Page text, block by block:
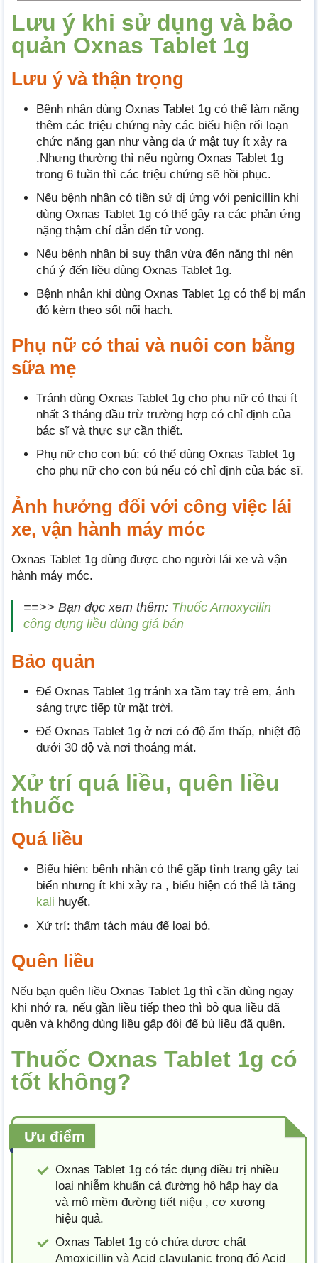
Lưu ý khi sử dụng và bảo
quản Oxnas Tablet 1g
Lưu ý và thận trọng
Bệnh nhân dùng Oxnas Tablet 1g có thể làm nặng
thêm các triệu chứng này các biểu hiện rối loạn
chức năng gan như vàng da ứ mật tuy ít xảy ra
.Nhưng thường thì nếu ngừng Oxnas Tablet 1g
trong 6 tuần thì các triệu chứng sẽ hồi phục.
Nếu bệnh nhân có tiền sử dị ứng với penicillin khi
dùng Oxnas Tablet 1g có thể gây ra các phản ứng
nặng thậm chí dẫn đến tử vong.
Nếu bệnh nhân bị suy thận vừa đến nặng thì nên
chú ý đến liều dùng Oxnas Tablet 1g.
Bệnh nhân khi dùng Oxnas Tablet 1g có thể bị mẩn
đỏ kèm theo sốt nổi hạch.
Phụ nữ có thai và nuôi con bằng
sữa mẹ
Tránh dùng Oxnas Tablet 1g cho phụ nữ có thai ít
nhất 3 tháng đầu trừ trường hợp có chỉ định của
bác sĩ và thực sự cần thiết.
Phụ nữ cho con bú: có thể dùng Oxnas Tablet 1g
cho phụ nữ cho con bú nếu có chỉ định của bác sĩ.
Ảnh hưởng đối với công việc lái
xe, vận hành máy móc
Oxnas Tablet 1g dùng được cho người lái xe và vận
hành máy móc.
==>> Bạn đọc xem thêm: Thuốc Amoxycilin
công dụng liều dùng giá bán
Bảo quản
Để Oxnas Tablet 1g tránh xa tầm tay trẻ em, ánh
sáng trực tiếp từ mặt trời.
Để Oxnas Tablet 1g ở nơi có độ ẩm thấp, nhiệt độ
dưới 30 độ và nơi thoáng mát.
Xử trí quá liều, quên liều
thuốc
Quá liều
Biểu hiện: bệnh nhân có thể gặp tình trạng gây tai
biến nhưng ít khi xảy ra , biểu hiện có thể là tăng
kali huyết.
Xử trí: thẩm tách máu để loại bỏ.
Quên liều
Nếu bạn quên liều Oxnas Tablet 1g thì cần dùng ngay
khi nhớ ra, nếu gần liều tiếp theo thì bỏ qua liều đã
quên và không dùng liều gấp đôi để bù liều đã quên.
Thuốc Oxnas Tablet 1g có
tốt không?
Ưu điểm
Oxnas Tablet 1g có tác dụng điều trị nhiều
loại nhiễm khuẩn cả đường hô hấp hay da
và mô mềm đường tiết niệu , cơ xương
hiệu quả.
Oxnas Tablet 1g có chứa dược chất
Amoxicillin và Acid clavulanic trong đó Acid